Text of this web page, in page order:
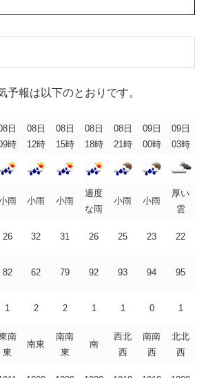
予報は以下のとおりです。
日
時
08日
12時
08日
15時
08日
18時
08日
21時
09日
00時
09日
03時
雨 小雨 小雨
適度
な雨
小雨 小雨
厚い
雲
26 32 31 26 25 23 22
82 62 79 92 93 94 95
1 2 2 1 1 0 1
南
東
南東
南南
東
南
西北
西
南南
西
北北
西